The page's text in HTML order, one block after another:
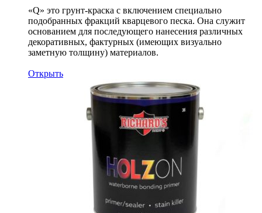
«Q» это грунт-краска с включением специально
подобранных фракций кварцевого песка. Она служит
основанием для последующего нанесения различных
декоративных, фактурных (имеющих визуально
заметную толщину) материалов.
Открыть